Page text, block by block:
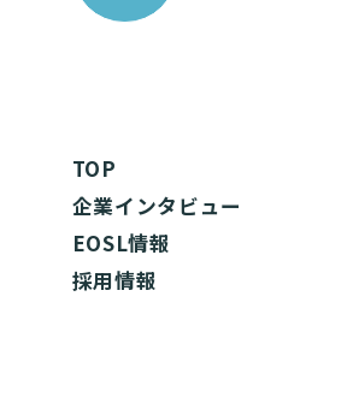
TOP
企業インタビュー
EOSL情報
採用情報